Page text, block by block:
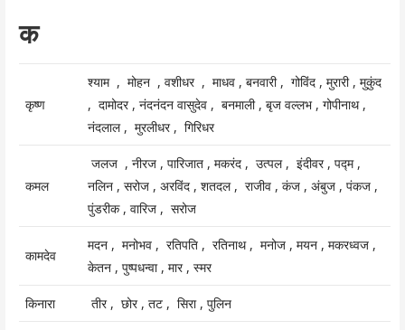
क
कृष्ण
श्याम , मोहन , वशीधर , माधव , बनवारी , गोविंद , मुरारी , मुकुंद
, दामोदर , नंदनंदन वासुदेव , बनमाली , बृज वल्लभ , गोपीनाथ ,
नंदलाल , मुरलीधर , गिरिधर
कमल
जलज , नीरज , पारिजात , मकरंद , उत्पल , इंदीवर , पद्म ,
नलिन , सरोज , अरविंद , शतदल , राजीव , कंज , अंबुज , पंकज ,
पुंडरीक , वारिज , सरोज
कामदेव
मदन , मनोभव , रतिपति , रतिनाथ , मनोज , मयन , मकरध्वज ,
केतन , पुष्पधन्वा , मार , स्मर
किनारा तीर , छोर , तट , सिरा , पुलिन